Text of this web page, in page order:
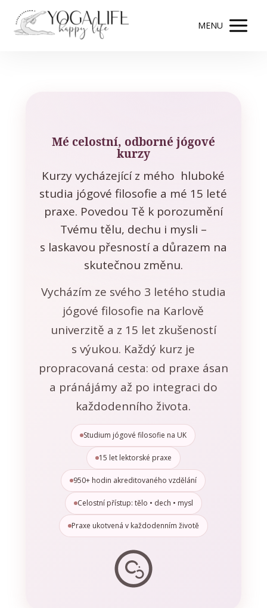
MENU
Mé celostní, odborné jógové
kurzy
Kurzy vycházející z mého hluboké
studia jógové filosofie a mé 15 leté
praxe. Povedou Tě k porozumění
Tvému tělu, dechu i mysli –
s laskavou přesností a důrazem na
skutečnou změnu.
Vycházím ze svého 3 letého studia
jógové filosofie na Karlově
univerzitě a z 15 let zkušeností
s výukou. Každý kurz je
propracovaná cesta: od praxe ásan
a pránájámy až po integraci do
každodenního života.
Studium jógové filosofie na UK
15 let lektorské praxe
950+ hodin akreditovaného vzdělání
Celostní přístup: tělo • dech • mysl
Praxe ukotvená v každodenním životě